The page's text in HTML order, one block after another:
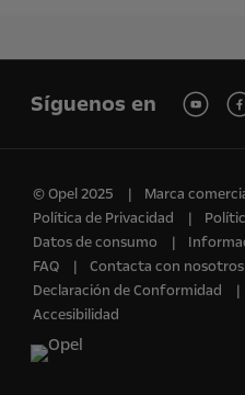
Síguenos en
© Opel 2025
Marca
Política de Privacidad
Datos de consumo
FAQ
Contacta con nosotros
Declaración de Conformidad
Accesibilidad